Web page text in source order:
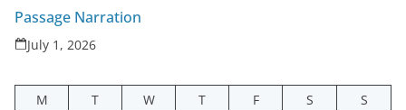
Passage Narration
July 1, 2026
M T W T F S
S